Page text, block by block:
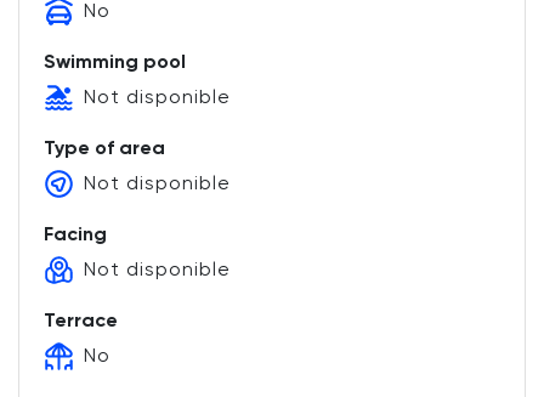
No
Swimming pool
Not disponible
Type of area
Not disponible
Facing
Not disponible
Terrace
No